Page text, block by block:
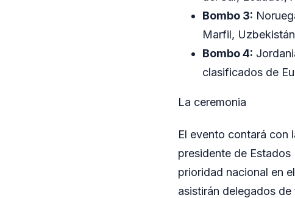
Bombo 3:
Marfil,
Bombo 4:
clasificados de
La ceremonia
El evento contará con
presidente de
prioridad nacional en
asistirán delegados